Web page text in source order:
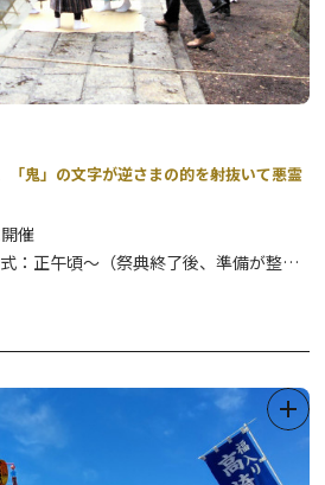
を倍の２個返すという風習があります。
人のお堂です。卵のお返しをご希望の
に開催の「百八灯祭（ひゃくはっとうさ
さい。
「鬼」の文字が逆さまの的を射抜いて悪霊
催
：正午頃～（祭典終了後、準備が整い
るお祭りです。神事の斎行後は、地域